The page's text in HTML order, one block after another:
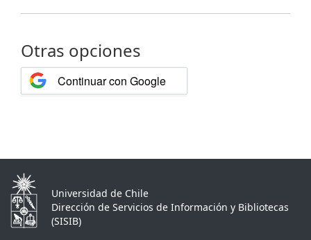
Otras opciones
Continuar con Google
Universidad de Chile
Dirección de Servicios de Información y Bibliotecas
(SISIB)